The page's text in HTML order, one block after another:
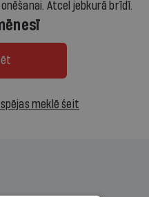
Atcel jebkurā brīdī.
meklē šeit